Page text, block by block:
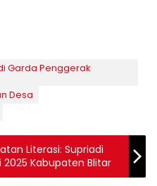
Garda Penggerak
Desa
Literasi: Supriadi
2025 Kabupaten Blitar